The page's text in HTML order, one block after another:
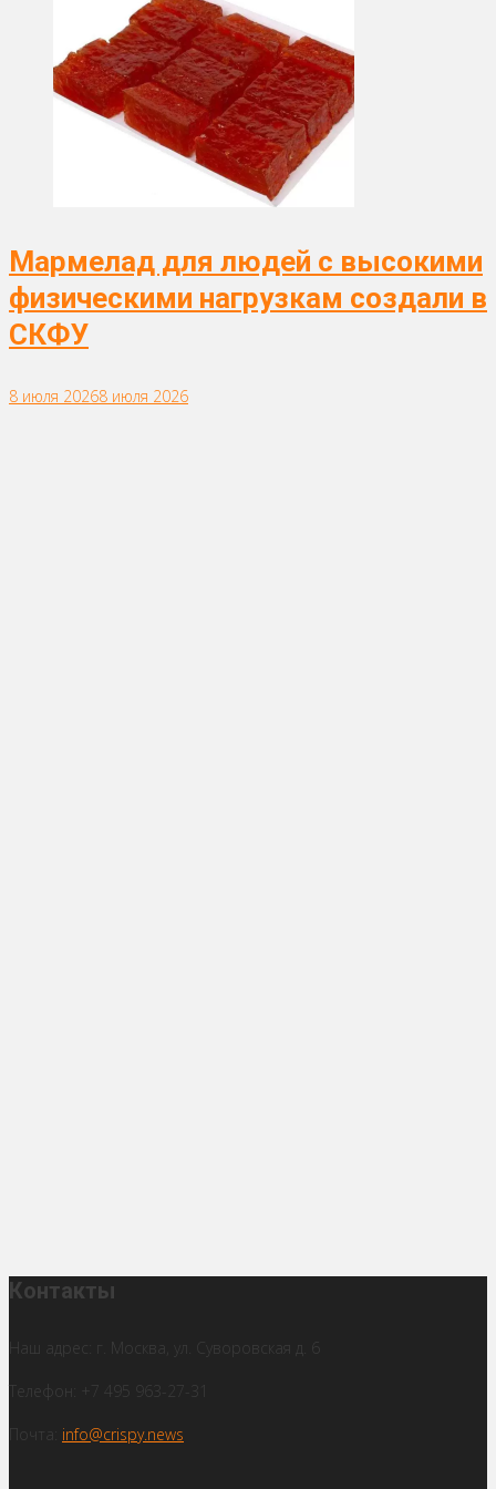
Мармелад для людей с высокими
физическими нагрузкам создали в
СКФУ
8 июля 20268 июля 2026
Контакты
Наш адрес: г. Москва, ул. Суворовская д. 6
Телефон: +7 495 963-27-31
Почта: info@crispy.news